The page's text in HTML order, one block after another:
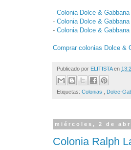
- Colonia Dolce &
- Colonia Dolce &
- Colonia Dolce &
Comprar colonias Dolce &
Publicado por ELITISTAen
Etiquetas: Colonias Dolce-
miércoles, 2 de
Colonia Ralph